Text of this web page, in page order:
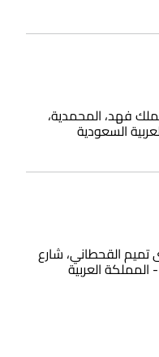
طريق الملك فهد، المحمدية،
مبنى تميم القحطاني، شارع
- المملكة العربية